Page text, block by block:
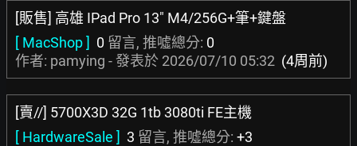
[販售] 高雄 IPad Pro 13" M4/256G+筆+鍵盤
[ MacShop ] 0 留言, 推噓總分: 0
作者: pamying - 發表於 2026/07/10 05:32 (4周前)
[賣//] 5700X3D 32G 1tb 3080ti FE主機
[ HardwareSale ] 3 留言, 推噓總分: +3